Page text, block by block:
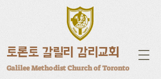
토론토 갈릴리 감리교회
Galilee Methodist Church of Toronto